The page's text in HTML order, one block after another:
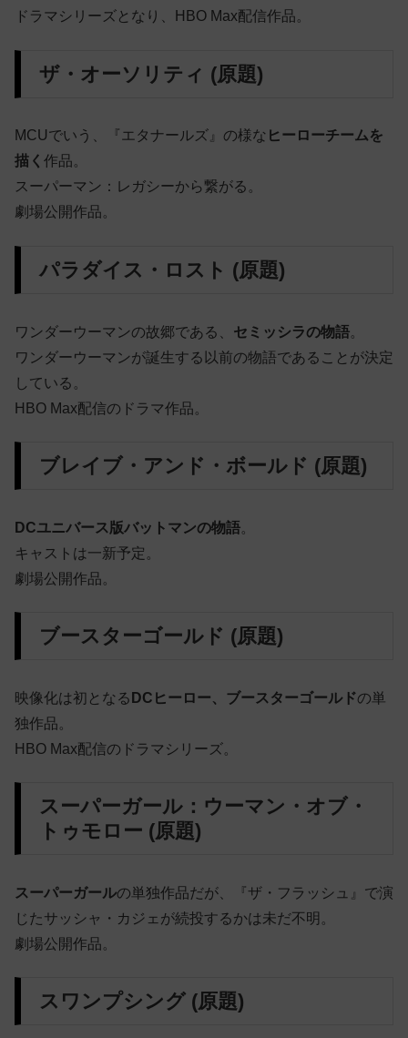
ドラマシリーズとなり、HBO Max配信作品。
ザ・オーソリティ (原題)
MCUでいう、『エタナールズ』の様な ヒーローチームを
描く 作品。
スーパーマン：レガシーから繋がる。
劇場公開作品。
パラダイス・ロスト (原題)
ワンダーウーマンの故郷である、 セミッシラの物語。
ワンダーウーマンが誕生する以前の物語であることが決定
している。
HBO Max配信のドラマ作品。
ブレイブ・アンド・ボールド (原題)
DCユニバース版バットマンの物語。
キャストは一新予定。
劇場公開作品。
ブースターゴールド (原題)
映像化は初となる DCヒーロー、ブースターゴールドの単
独作品。
HBO Max配信のドラマシリーズ。
スーパーガール：ウーマン・オブ・
トゥモロー (原題)
スーパーガールの単独作品だが、『ザ・フラッシュ』で演
じたサッシャ・カジェが続投するかは未だ不明。
劇場公開作品。
スワンプシング (原題)